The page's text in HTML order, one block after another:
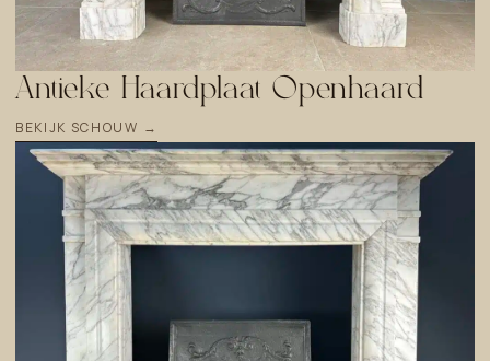
Antieke Haardplaat Openhaard
BEKIJK SCHOUW →